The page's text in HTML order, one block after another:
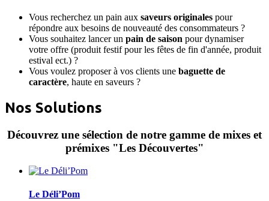
Vous recherchez un pain aux saveurs originales pour
répondre aux besoins de nouveauté des consommateurs ?
Vous souhaitez lancer un pain de saison pour dynamiser
votre offre (produit festif pour les fêtes de fin d'année, produit
estival ect.) ?
Vous voulez proposer à vos clients une baguette de
caractère, haute en saveurs ?
Nos Solutions
Découvrez une sélection de notre gamme de mixes et
prémixes "Les Découvertes"
Le Déli’Pom